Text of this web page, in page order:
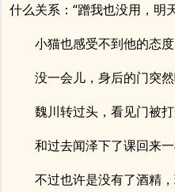
什么关系：“蹭我也没用，明
小猫也感受不到他的态
没一会儿，身后的门突然
魏川转过头，看见门被
和过去闻泽下了课回来
不过也许是没有了酒精